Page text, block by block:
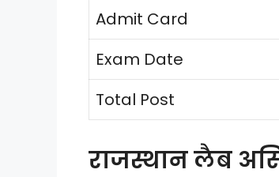
Admit Card
Exam Date
Total Post
राजस्थान लैब